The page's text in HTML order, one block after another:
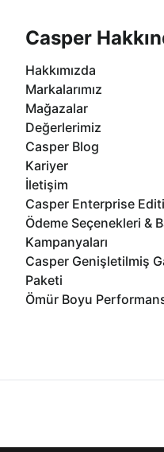
Casper
Hakkımızda
Markalarımız
Mağazalar
Değerlerimiz
Casper Blog
Kariyer
İletişim
Casper Enterprise
Ödeme Seçenekleri &
Kampanyaları
Casper Genişletilmiş
Paketi
Ömür Boyu